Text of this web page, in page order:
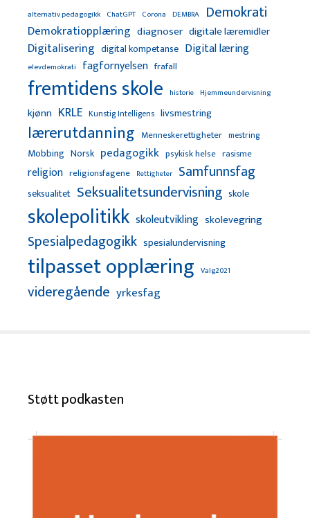
alternativ pedagogikk ChatGPT Corona DEMBRA Demokrati
Demokratiopplæring diagnoser digitale læremidler
Digitalisering digital kompetanse Digital læring
elevdemokrati fagfornyelsen frafall
fremtidens skole historie Hjemmeundervisning
kjønn KRLE Kunstig Intelligens livsmestring
lærerutdanning Menneskerettigheter mestring
Mobbing Norsk pedagogikk psykisk helse rasisme
religion religionsfagene Rettigheter Samfunnsfag
seksualitet Seksualitetsundervisning skole
skolepolitikk skoleutvikling skolevegring
Spesialpedagogikk spesialundervisning
tilpasset opplæring Valg2021
videregående yrkesfag
Støtt podkasten